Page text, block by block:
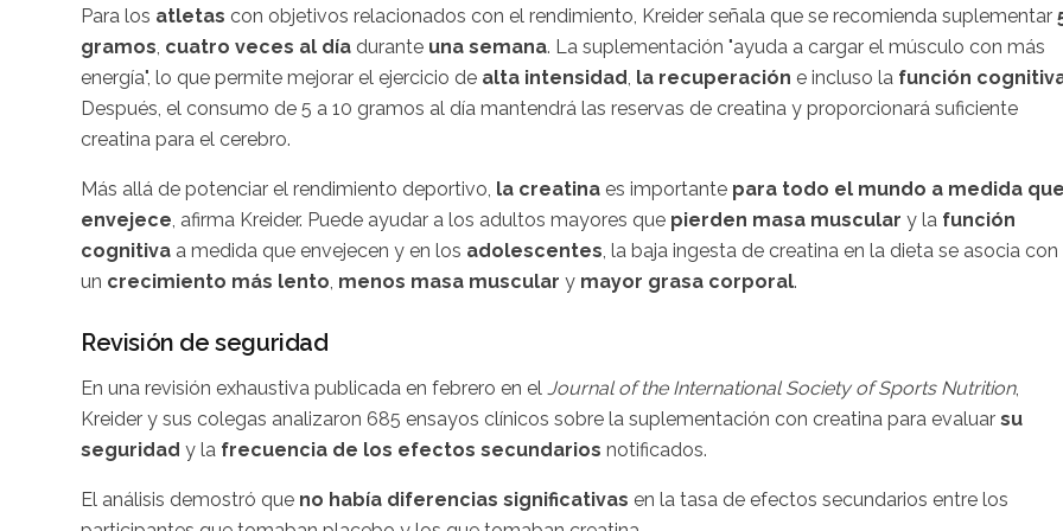
Para los atletas con objetivos relacionados con el rendimiento, Kreider señala que se recomienda suplementar
gramos cuatro veces al día durante una semana. La suplementación "ayuda a cargar el músculo con más
energía", lo que permite mejorar el ejercicio de alta intensidad la recuperación e incluso la función
Después, el consumo de 5 a 10 gramos al día mantendrá las reservas de creatina y proporcionará suficiente
creatina para el cerebro.
Más allá de potenciar el rendimiento deportivo, la creatina es importante para todo el mundo a medida que
envejece , afirma Kreider. Puede ayudar a los adultos mayores que pierden masa muscular y la función
cognitiva a medida que envejecen y en los adolescentes , la baja ingesta de creatina en la dieta se asocia con
un crecimiento más lento menos masa muscular y mayor grasa corporal.
Revisión de seguridad
En una revisión exhaustiva publicada en febrero en el Journal of the International Society of Sports Nutrition,
Kreider y sus colegas analizaron 685 ensayos clínicos sobre la suplementación con creatina para evaluar su
seguridad y la frecuencia de los efectos secundarios notificados.
El análisis demostró que no había diferencias significativas en la tasa de efectos secundarios entre los